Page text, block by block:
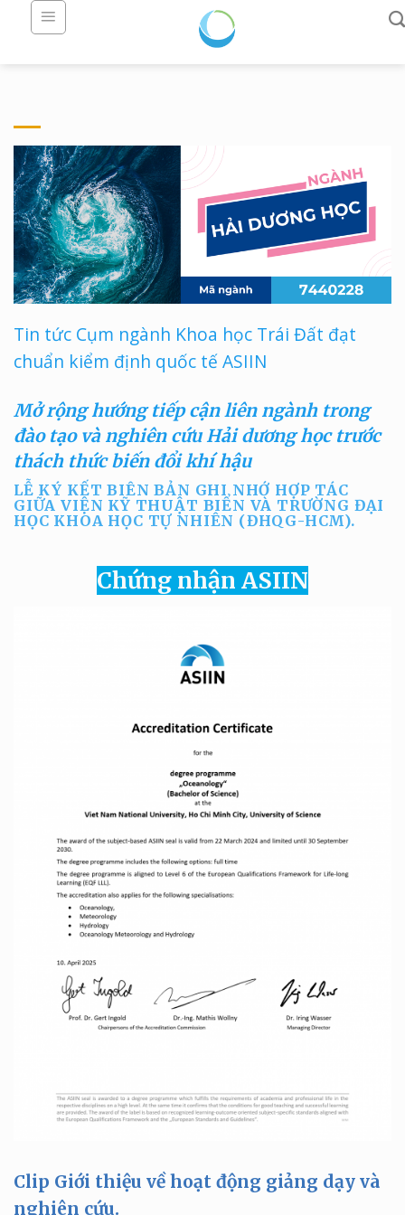
Tin tức Cụm ngành Khoa học Trái Đất đạt
chuẩn kiểm định quốc tế ASIIN
Mở rộng hướng tiếp cận liên ngành trong
đào tạo và nghiên cứu Hải dương học trước
thách thức biến đổi khí hậu
LỄ KÝ KẾT BIÊN BẢN GHI NHỚ HỢP TÁC
GIỮA VIỆN KỸ THUẬT BIỂN VÀ TRƯỜNG ĐẠI
HỌC KHOA HỌC TỰ NHIÊN (ĐHQG-HCM).
Chứng nhận ASIIN
Clip Giới thiệu về hoạt động giảng dạy và
nghiên cứu.